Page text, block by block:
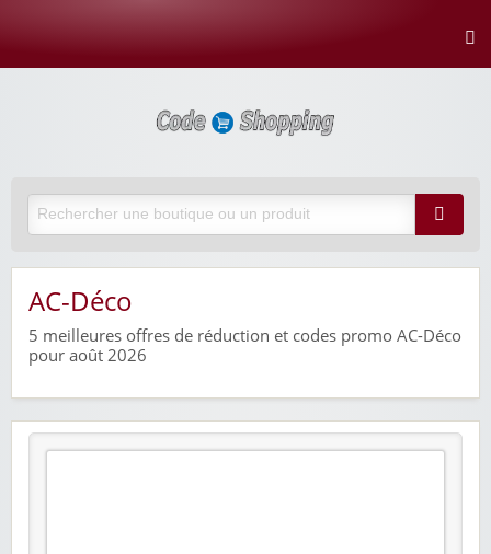
AC-Déco
5 meilleures offres de réduction et codes promo AC-Déco
pour août 2026